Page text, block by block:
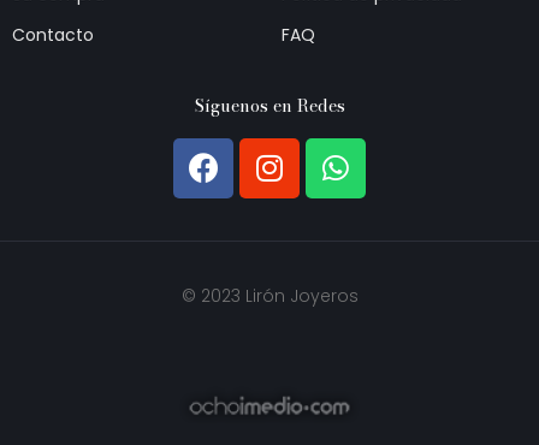
Contacto
FAQ
Síguenos en Redes
© 2023 Lirón Joyeros